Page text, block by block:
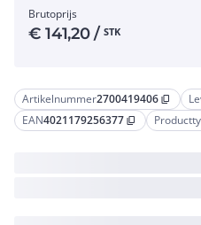
Artikelnummer2700419406 content_copy
EAN4021179256377 content_copy
Brutoprijs
€141,20/ STK